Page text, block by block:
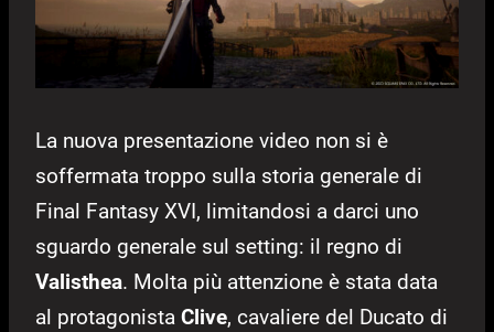
La nuova presentazione video non si è
soffermata troppo sulla storia generale di
Final Fantasy XVI, limitandosi a darci uno
sguardo generale sul setting: il regno di
Valisthea. Molta più attenzione è stata data
al protagonista Clive, cavaliere del Ducato di